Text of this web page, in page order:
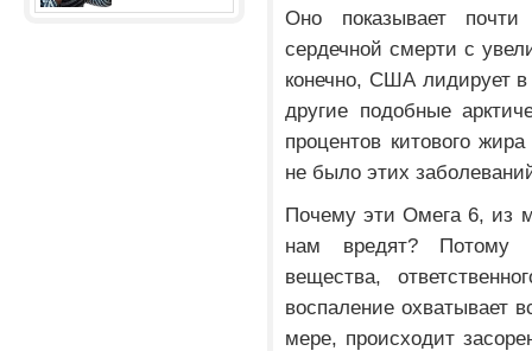
Оно показывает
сердечной смерти с
конечно, США лидирует
другие подобные
процентов китового
не было этих
Почему эти Омега 6, из
нам вредят? Потому
вещества,
воспаление охватывает
мере, происходит